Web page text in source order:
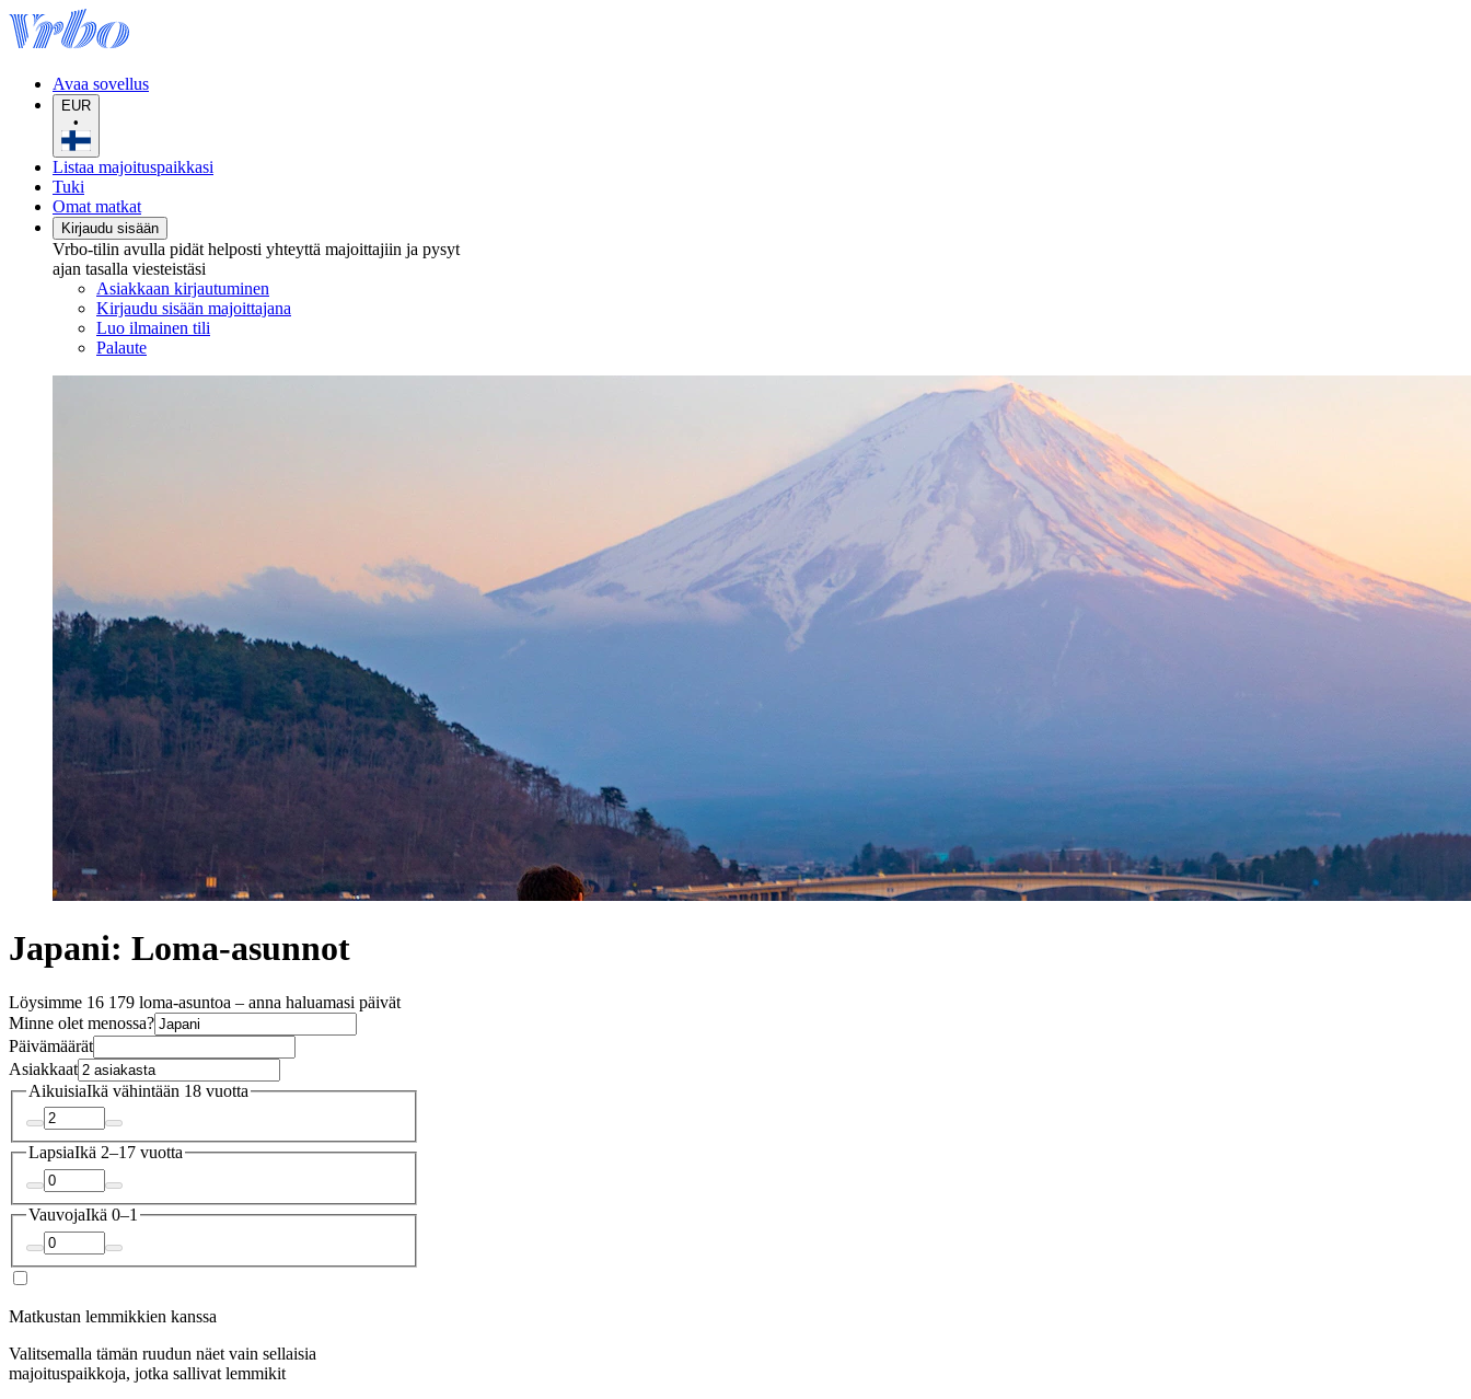
Avaa sovellus
EUR
•
Listaa majoituspaikkasi
Tuki
Omat matkat
Kirjaudu sisään
Vrbo-tilin avulla pidät helposti yhteyttä majoittajiin ja pysyt
ajan tasalla viesteistäsi
Asiakkaan kirjautuminen
Kirjaudu sisään majoittajana
Luo ilmainen tili
Palaute
Japani: Loma-asunnot
Löysimme 16 179 loma-asuntoa – anna haluamasi päivät
Minne olet menossa?
Päivämäärät
Asiakkaat
AikuisiaIkä vähintään 18 vuotta
LapsiaIkä 2–17 vuotta
VauvojaIkä 0–1
Matkustan lemmikkien kanssa
Valitsemalla tämän ruudun näet vain sellaisia
majoituspaikkoja, jotka sallivat lemmikit